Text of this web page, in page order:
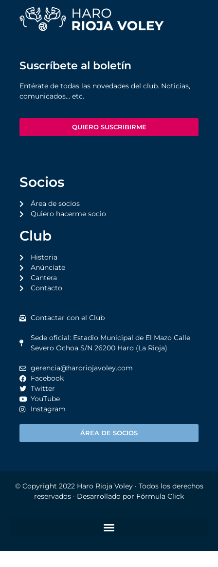
Suscríbete al boletín
Entérate de todas las novedades del club. Noticias,
comunicados… etc.
QUIERO SUSCRIBIRME
Socios
Área de socios
Quiero hacerme socio
Club
Historia
Anúnciate
Cantera
Contacto
Contactar con el Club
Sede oficial: Estadio Municipal de El Mazo Calle
Severo Ochoa S/N 26200 Haro (La Rioja)
gerencia@haroriojavoley.com
Facebook
Twitter
YouTube
Instagram
ÁREA DE SOCIOS
© Copyright 2022 Haro Rioja Voley· Todos los derechos
reservados · Desarrollado por Fórmula Click